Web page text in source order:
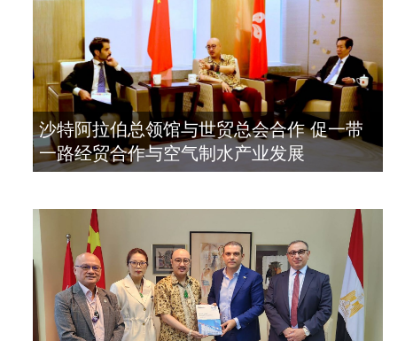
2023年11月23日
拿督斯里吴罡豪晤土耳其总领事 促一带
一路经贸合作与空气制水产业发展
2023年11月23日
標量波光量子導入系統聯合國總部拿督
斯裏吳達鎔教授首發
2021年12月10日
空氣制水發明人吳達鎔出席聯合國環境
科政商管治聯盟會議
2021年12月10日
沙特阿拉伯总领馆与世贸总会合作 促一带
一路经贸合作与空气制水产业发展